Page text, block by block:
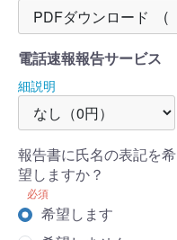
電話速報報告サービス
細説明
報告書に氏名の表記を希
望しますか？
必須
希望します